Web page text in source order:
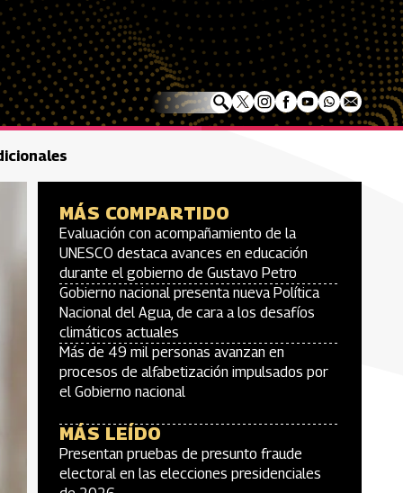
MÁS COMPARTIDO
Evaluación con acompañamiento de la
UNESCO destaca avances en educación
durante el gobierno de Gustavo Petro
Gobierno nacional presenta nueva Política
Nacional del Agua, de cara a los desafíos
climáticos actuales
Más de 49 mil personas avanzan en
procesos de alfabetización impulsados por
el Gobierno nacional
MÁS LEÍDO
Presentan pruebas de presunto fraude
electoral en las elecciones presidenciales